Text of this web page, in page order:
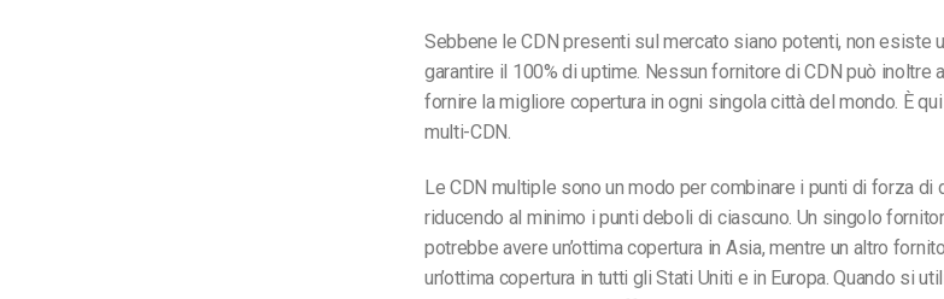
Sebbene le CDN presenti sul mercato siano potenti, non esiste
garantire il 100% di uptime. Nessun fornitore di CDN può inoltre
fornire la migliore copertura in ogni singola città del mondo. È
multi-CDN.
Le CDN multiple sono un modo per combinare i punti di forza di
riducendo al minimo i punti deboli di ciascuno. Un singolo
potrebbe avere un’ottima copertura in Asia, mentre un altro
un’ottima copertura in tutti gli Stati Uniti e in Europa. Quando si